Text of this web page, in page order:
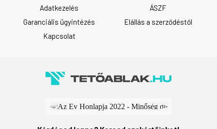
Adatkezelés
ÁSZF
Garanciális ügyintézés
Elállás a szerződéstől
Kapcsolat